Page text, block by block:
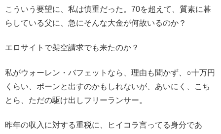
こういう要望に、私は慎重だった。70を超えて、質素に暮
らしている父に、急にそんな大金が何故いるのか？
エロサイトで架空請求でも来たのか？
私がウォーレン・バフェットなら、理由も聞かず、○十万円
くらい、ポーンと出すのかもしれないが、あいにく、こち
とら、ただの駆け出しフリーランサー。
昨年の収入に対する重税に、ヒイコラ言ってる身分であ